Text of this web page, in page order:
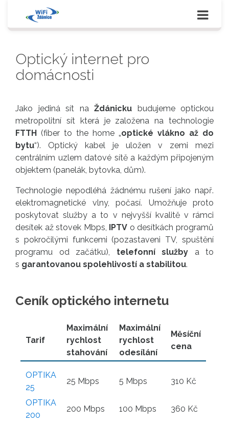
Optický internet pro
domácnosti
Jako jediná sít na Ždánicku budujeme optickou
metropolitní sít která je založena na technologie
FTTH (fiber to the home „optické vlákno až do
bytu“). Optický kabel je uložen v zemi mezi
centrálním uzlem datové sítě a každým připojeným
objektem (panelák, bytovka, dům).
Technologie nepodléhá žádnému rušení jako např.
elektromagnetické vlny, počasí. Umožňuje proto
poskytovat služby a to v nejvyšší kvalitě v rámci
desítek až stovek Mbps, IPTV o desítkách programů
s pokročilými funkcemi (pozastaveni TV, spuštění
programu od začátku), telefonní služby a to
s garantovanou spolehlivostí a stabilitou.
Ceník optického internetu
Tarif
Maximální
rychlost
stahování
Maximální
rychlost
odesílání
Měsíční
cena
OPTIKA
25
25 Mbps 5 Mbps 310 Kč
OPTIKA
200
200 Mbps 100 Mbps 360 Kč